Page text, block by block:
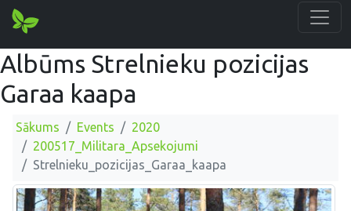
Albūms Strelnieku pozicijas
Garaa kaapa
Sākums Events
2020
200517_Militara_Apsekojumi
Strelnieku_pozicijas_Garaa_kaapa